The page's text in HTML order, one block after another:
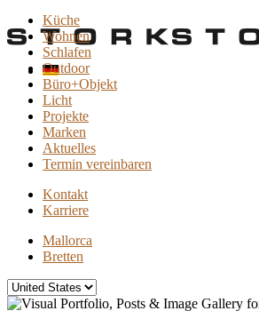
Küche
Wohnen
Schlafen
Outdoor
Büro+Objekt
Licht
Projekte
Marken
Aktuelles
Termin vereinbaren
Kontakt
Karriere
Mallorca
Bretten